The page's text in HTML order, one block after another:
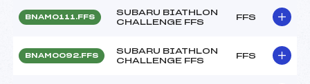
BNAM0111.FFS
SUBARU BIATHLON
CHALLENGE FFS
FFS
BNAM0092.FFS
SUBARU BIATHLON
CHALLENGE FFS
FFS